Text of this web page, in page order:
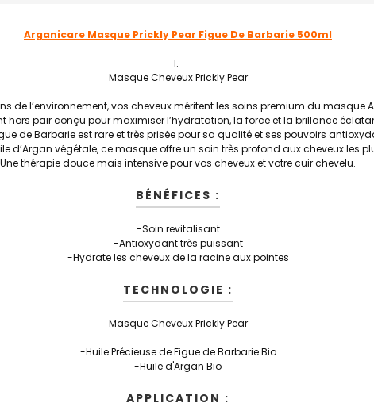
Arganicare Masque Prickly Pear Figue De Barbarie 500ml
Masque Cheveux Prickly Pear
de l’environnement, vos cheveux méritent les soins premium du masque
hors pair conçu pour maximiser l’hydratation, la force et la brillance
de Barbarie est rare et très prisée pour sa qualité et ses pouvoirs
d’Argan végétale, ce masque offre un soin très profond aux cheveux les
Une thérapie douce mais intensive pour vos cheveux et votre cuir chevelu.
BÉNÉFICES :
-Soin revitalisant
-Antioxydant très puissant
-Hydrate les cheveux de la racine aux pointes
TECHNOLOGIE :
Masque Cheveux Prickly Pear
-Huile Précieuse de Figue de Barbarie Bio
-Huile d'Argan Bio
APPLICATION :